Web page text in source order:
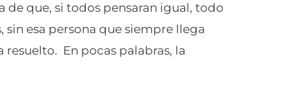
de que, si todos pensaran igual, todo
esa persona que siempre llega
En pocas palabras, la